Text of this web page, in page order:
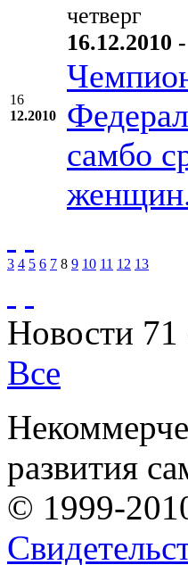
16
12.2010
четверг
16.12.2010
самбо
3 4 5 6 7 8 9 10 11 12 13
Новости 71
Все
развития
© 1999-